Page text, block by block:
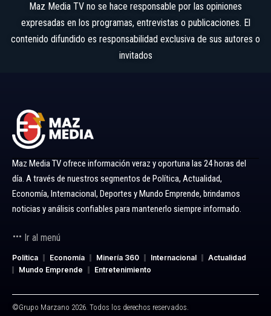
Maz Media TV no se hace responsable por las opiniones
expresadas en los programas, entrevistas o publicaciones. El
contenido difundido es responsabilidad exclusiva de sus autores o
invitados
Maz Media TV ofrece información veraz y oportuna las 24 horas del
día. A través de nuestros segmentos de Política, Actualidad,
Economía, Internacional, Deportes y Mundo Emprende, brindamos
noticias y análisis confiables para mantenerlo siempre informado.
Ir al menú
Política Economía Minería 360 Internacional
Actualidad
Mundo Emprende
Entretenimiento
©Grupo Marzano 2026. Todos los derechos reservados.